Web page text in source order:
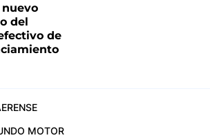
del
de
MOTOR